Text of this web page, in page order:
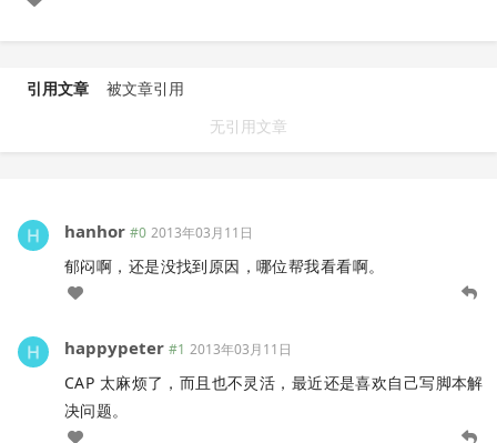
引用文章
被文章引用
无引用文章
hanhor #0 2013年03月11日
郁闷啊，还是没找到原因，哪位帮我看看啊。
happypeter #1 2013年03月11日
CAP 太麻烦了，而且也不灵活，最近还是喜欢自己写脚本解
决问题。